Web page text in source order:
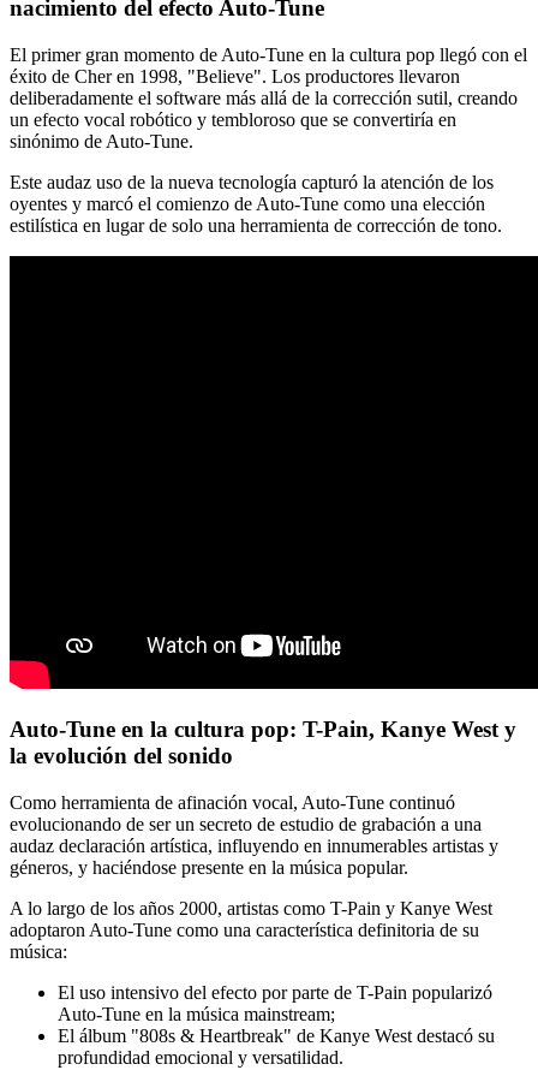
nacimiento del efecto Auto-Tune
El primer gran momento de Auto-Tune en la cultura pop llegó con el
éxito de Cher en 1998, "Believe". Los productores llevaron
deliberadamente el software más allá de la corrección sutil, creando
un efecto vocal robótico y tembloroso que se convertiría en
sinónimo de Auto-Tune.
Este audaz uso de la nueva tecnología capturó la atención de los
oyentes y marcó el comienzo de Auto-Tune como una elección
estilística en lugar de solo una herramienta de corrección de tono.
Auto-Tune en la cultura pop: T-Pain, Kanye West y
la evolución del sonido
Como herramienta de afinación vocal, Auto-Tune continuó
evolucionando de ser un secreto de estudio de grabación a una
audaz declaración artística, influyendo en innumerables artistas y
géneros, y haciéndose presente en la música popular.
A lo largo de los años 2000, artistas como T-Pain y Kanye West
adoptaron Auto-Tune como una característica definitoria de su
música:
El uso intensivo del efecto por parte de T-Pain popularizó
Auto-Tune en la música mainstream;
El álbum "808s & Heartbreak" de Kanye West destacó su
profundidad emocional y versatilidad.